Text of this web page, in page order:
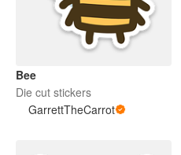
Bee
Die cut stickers
GarrettTheCarrot